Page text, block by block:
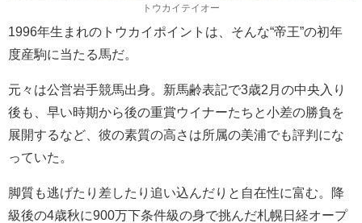
トウカイテイオー
1996年生まれのトウカイポイントは、そんな“帝王”の初年
度産駒に当たる馬だ。
元々は公営岩手競馬出身。新馬齢表記で3歳2月の中央入り
後も、早い時期から後の重賞ウイナーたちと小差の勝負を
展開するなど、彼の素質の高さは所属の美浦でも評判にな
っていた。
脚質も逃げたり差したり追い込んだりと自在性に富む。降
級後の4歳秋に900万下条件級の身で挑んだ札幌日経オープ